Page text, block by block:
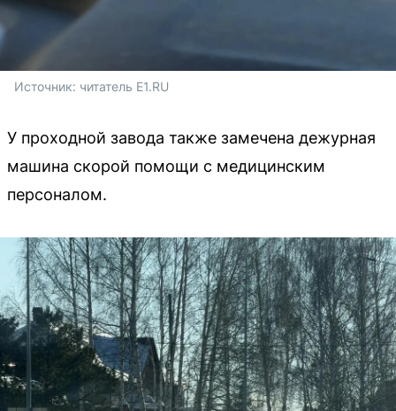
Источник: читатель E1.RU
У проходной завода также замечена дежурная
машина скорой помощи с медицинским
персоналом.